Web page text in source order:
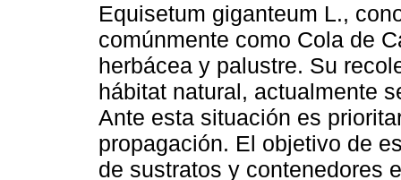
Equisetum giganteum L.,
comúnmente como Cola de
herbácea y palustre. Su
hábitat natural, actualmente
Ante esta situación es
propagación. El objetivo de
de sustratos y contenedores